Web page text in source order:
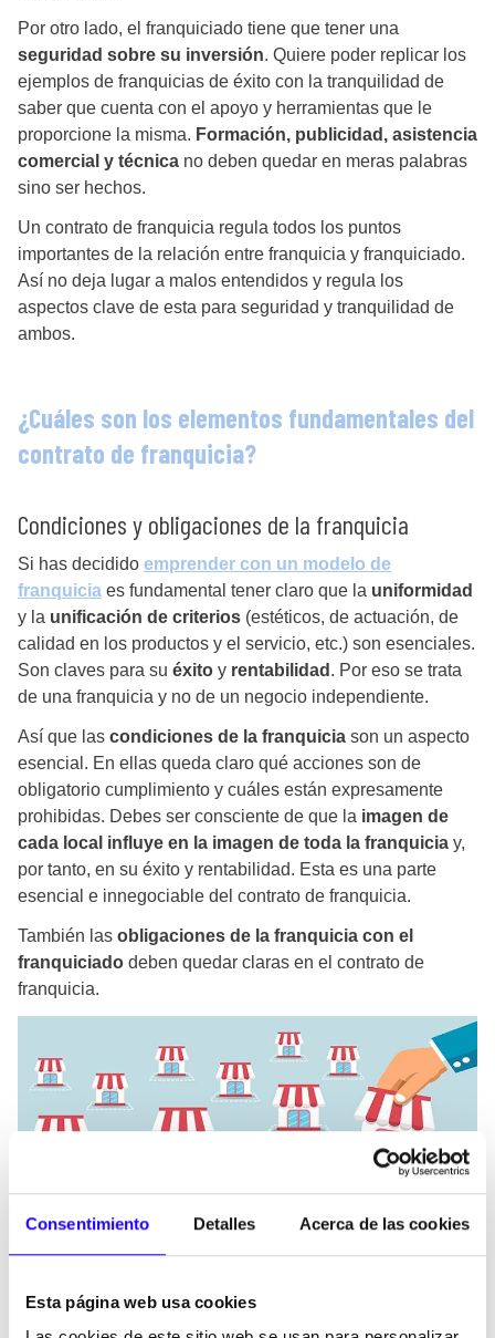
Consentimiento Detalles Acerca de las cookies
Esta página web usa cookies
Por otro lado, el franquiciado tiene que tener una
seguridad sobre su inversión. Quiere poder replicar los
ejemplos de franquicias de éxito con la tranquilidad de
saber que cuenta con el apoyo y herramientas que le
proporcione la misma. Formación, publicidad, asistencia
comercial y técnica no deben quedar en meras palabras
sino ser hechos.
Un contrato de franquicia regula todos los puntos
importantes de la relación entre franquicia y franquiciado.
Así no deja lugar a malos entendidos y regula los
aspectos clave de esta para seguridad y tranquilidad de
ambos.
¿Cuáles son los elementos fundamentales del
contrato de franquicia?
Condiciones y obligaciones de la franquicia
Si has decidido emprender con un modelo de
franquicia es fundamental tener claro que la uniformidad
y la unificación de criterios (estéticos, de actuación, de
calidad en los productos y el servicio, etc.) son esenciales.
Son claves para su éxito y rentabilidad . Por eso se trata
de una franquicia y no de un negocio independiente.
Así que las condiciones de la franquicia son un aspecto
esencial. En ellas queda claro qué acciones son de
obligatorio cumplimiento y cuáles están expresamente
prohibidas. Debes ser consciente de que la imagen de
cada local influye en la imagen de toda la franquicia y,
por tanto, en su éxito y rentabilidad. Esta es una parte
esencial e innegociable del contrato de franquicia.
También las obligaciones de la franquicia con el
franquiciado deben quedar claras en el contrato de
franquicia.
Formación
a laformación que el franquiciado debe recibir del